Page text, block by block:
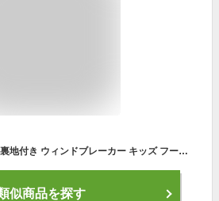
【2022春新作】 あたたか裏地付き ウィンドブレーカー キッズ フード収納型 春 アウター ウインドブレーカー ナイロン パーカー 男の子 男児 90 100 110 120 130 アウトドア ジャンパー 丸高衣料 無地 バイカラー 子供服 ベビー エルビークラブ LBCLUB ネイビー 2022春夏
似商品を探す